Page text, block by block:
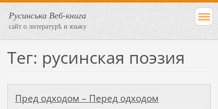
Русинська Веб-книга
сайт о литературѣ и языку
Тег: русинская поэзия
Пред одходом – Перед одходом